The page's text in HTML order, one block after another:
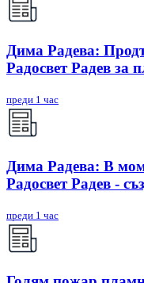
Дима Радева:
Радосвет Радев за
преди 1 час
Дима Радева: В
Радосвет Радев -
преди 1 час